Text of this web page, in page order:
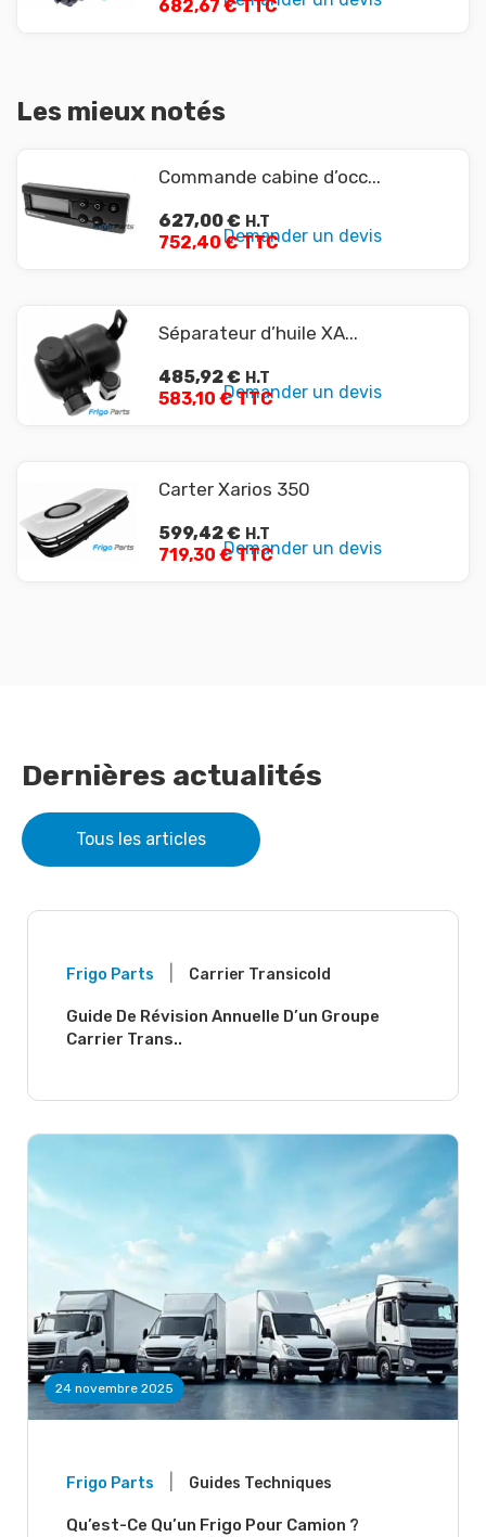
682,67 € TTC
Les mieux notés
Commande cabine d’occ...
627,00€ H.T
752,40 € TTCDemander un devis
Séparateur d’huile XA...
485,92€ H.T
583,10 € TTCDemander un devis
Carter Xarios 350
599,42€ H.T
719,30 € TTCDemander un devis
Dernières actualités
Tous les articles
Frigo Parts Carrier Transicold
Guide De Révision Annuelle D’un Groupe
Carrier Trans..
24 novembre 2025
Frigo Parts Guides Techniques
Qu’est-Ce Qu’un Frigo Pour Camion ?